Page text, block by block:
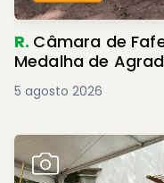
R. Câmara de Fafe
Medalha de
5 agosto 2026